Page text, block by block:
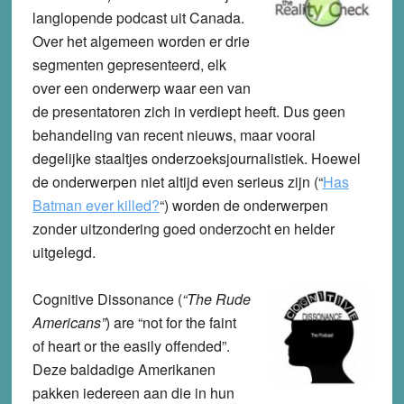
langlopende podcast uit Canada.
Over het algemeen worden er drie
segmenten gepresenteerd, elk
over een onderwerp waar een van
de presentatoren zich in verdiept heeft. Dus geen
behandeling van recent nieuws, maar vooral
degelijke staaltjes onderzoeksjournalistiek. Hoewel
de onderwerpen niet altijd even serieus zijn (“Has
Batman ever killed?“) worden de onderwerpen
zonder uitzondering goed onderzocht en helder
uitgelegd.
Cognitive Dissonance(“The Rude
Americans”) are “not for the faint
of heart or the easily offended”.
Deze baldadige Amerikanen
pakken iedereen aan die in hun